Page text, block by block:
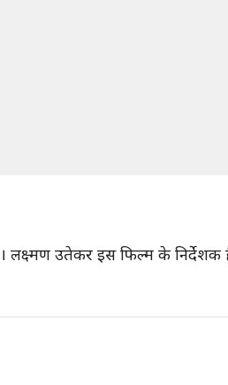
लक्ष्मण उतेकर इस फिल्म के